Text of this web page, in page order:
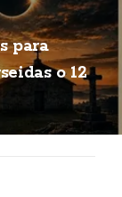
para
o 12